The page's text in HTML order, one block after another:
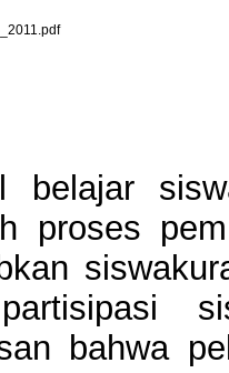
belajar
proses
bahwa